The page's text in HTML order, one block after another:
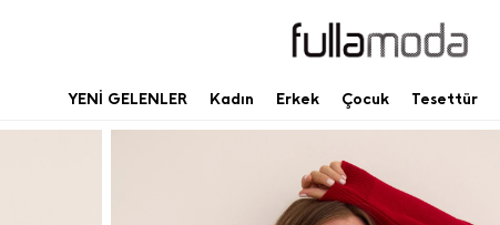
YENİ GELENLER Kadın Erkek Çocuk Tesettür